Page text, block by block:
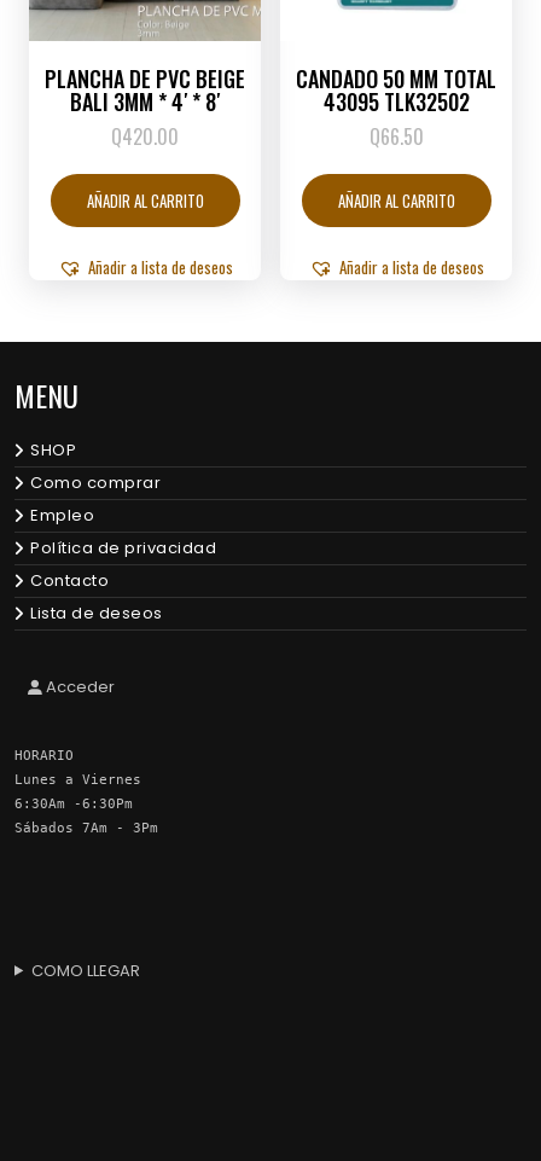
PLANCHA DE PVC BEIGE
BALI 3MM * 4′ * 8′
Q420.00
AÑADIR AL CARRITO
Añadir a lista de deseos
CANDADO 50 MM TOTAL
43095 TLK32502
Q66.50
AÑADIR AL CARRITO
Añadir a lista de deseos
MENU
SHOP
Como comprar
Empleo
Política de privacidad
Contacto
Lista de deseos
Acceder
HORARIO
Lunes a Viernes
6:30Am -6:30Pm
Sábados 7Am - 3Pm
COMO LLEGAR